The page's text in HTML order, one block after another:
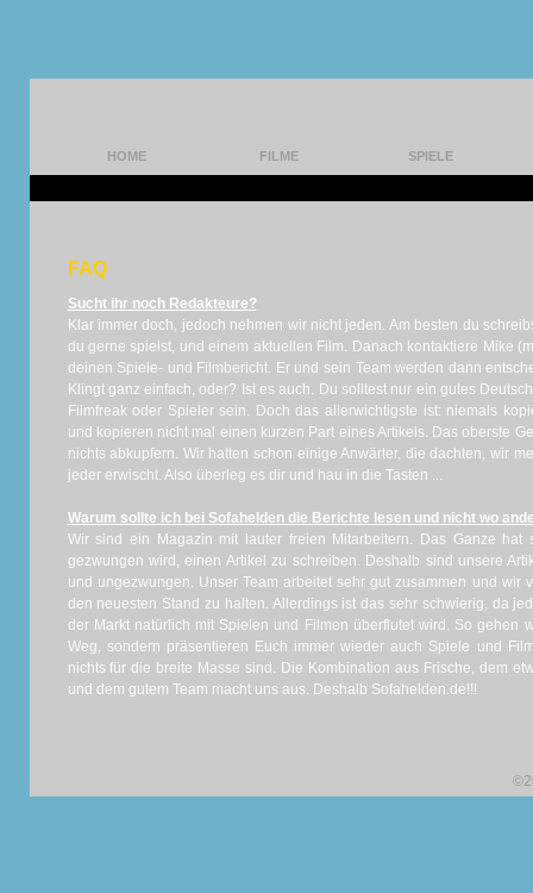
HOME FILME SPIELE
FAQ
Sucht ihr noch Redakteure?
Klar immer doch, jedoch nehmen wir nicht jeden. Am besten du
du gerne spielst, und einem aktuellen Film. Danach kontaktiere Mike
deinen Spiele- und Filmbericht. Er und sein Team werden dann
Klingt ganz einfach, oder? Ist es auch. Du solltest nur ein gutes
Filmfreak oder Spieler sein. Doch das allerwichtigste ist: niemals
und kopieren nicht mal einen kurzen Part eines Artikels. Das oberste
nichts abkupfern. Wir hatten schon einige Anwärter, die dachten, wir
jeder erwischt. Also überleg es dir und hau in die Tasten ...
Warum sollte ich bei Sofahelden die Berichte lesen und nicht wo
Wir sind ein Magazin mit lauter freien Mitarbeitern. Das Ganze hat
gezwungen wird, einen Artikel zu schreiben. Deshalb sind unsere
und ungezwungen. Unser Team arbeitet sehr gut zusammen und wir
den neuesten Stand zu halten. Allerdings ist das sehr schwierig, da
der Markt natürlich mit Spielen und Filmen überflutet wird. So gehen
Weg, sondern präsentieren Euch immer wieder auch Spiele und
nichts für die breite Masse sind. Die Kombination aus Frische, dem
und dem gutem Team macht uns aus. Deshalb Sofahelden.de!!!